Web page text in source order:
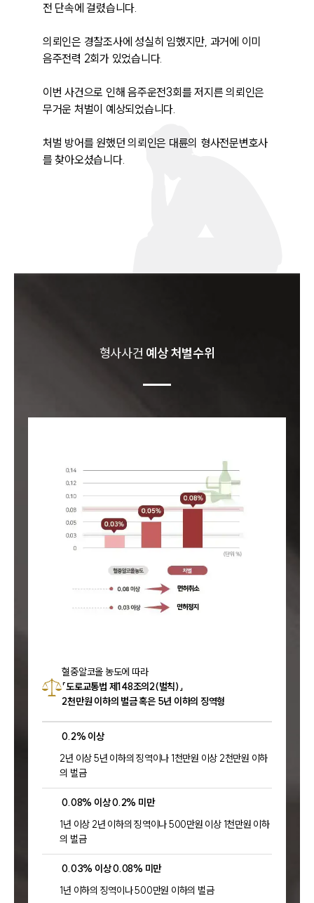
전 단속에 걸렸습니다.
의뢰인은 경찰조사에 성실히 임했지만, 과거에 이미
음주전력 2회가 있었습니다.
이번 사건으로 인해 음주운전3회를 저지른 의뢰인은
무거운 처벌이 예상되었습니다.
처벌 방어를 원했던 의뢰인은 대륜의 형사전문변호사
를 찾아오셨습니다.
형사사건 예상 처벌수위
혈중알코올 농도에 따라
「도로교통법 제148조의2(벌칙)」
2천만원 이하의 벌금 혹은 5년 이하의 징역형
0.2% 이상
2년 이상 5년 이하의 징역이나 1천만원 이상 2천만원 이하
의 벌금
0.08% 이상 0.2% 미만
1년 이상 2년 이하의 징역이나 500만원 이상 1천만원 이하
의 벌금
0.03% 이상 0.08% 미만
1년 이하의 징역이나 500만원 이하의 벌금